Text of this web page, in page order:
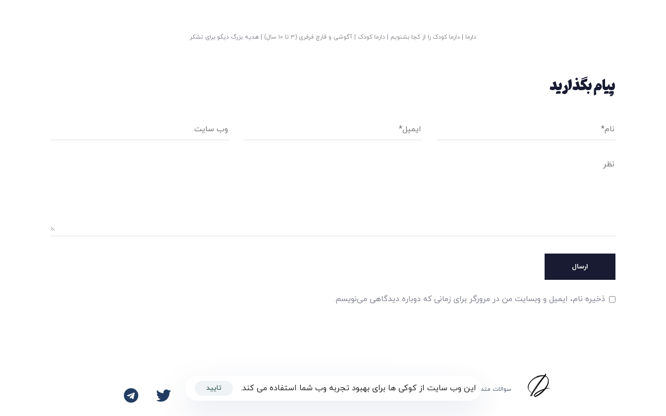
دارما دارما کودک را از کجا بشنویم دارما کودک آگوشی و قارچ فرفری (۳ تا ۱۰ سال) هدیه‌ بزرگ دیگو برای تشکر
پیام بگذارید
ذخیره نام، ایمیل و وبسایت من در مرورگر برای زمانی که دوباره دیدگاهی می‌نویسم.
سوالات متداول برگزیدگان درباره ی دارما همکاری با ما تماس با ما
این وب سایت از کوکی ها برای بهبود تجربه وب شما استفاده می کند. تایید